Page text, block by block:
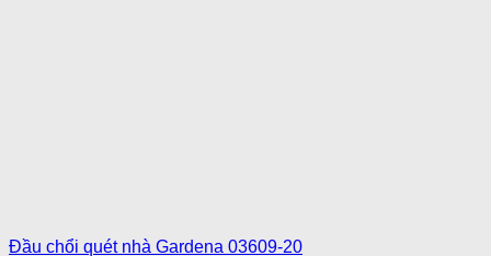
Đầu chổi quét nhà Gardena 03609-20